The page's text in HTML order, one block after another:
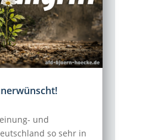
und
so sehr in